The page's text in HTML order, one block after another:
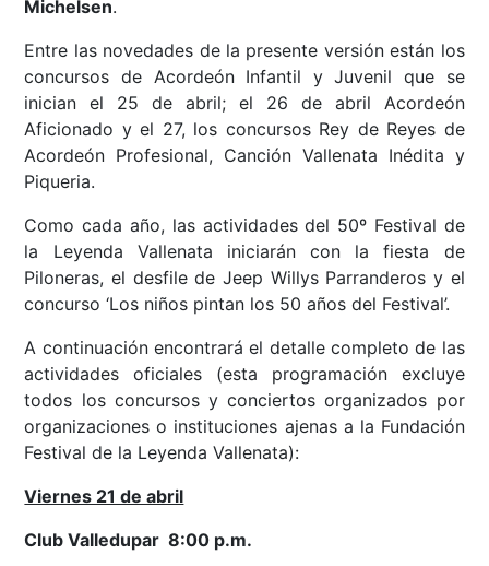
Michelsen.
Entre las novedades de la presente versión están los
concursos de Acordeón Infantil y Juvenil que se
inician el 25 de abril; el 26 de abril Acordeón
Aficionado y el 27, los concursos Rey de Reyes de
Acordeón Profesional, Canción Vallenata Inédita y
Piqueria.
Como cada año, las actividades del 50º Festival de
la Leyenda Vallenata iniciarán con la fiesta de
Piloneras, el desfile de Jeep Willys Parranderos y el
concurso ‘Los niños pintan los 50 años del Festival’.
A continuación encontrará el detalle completo de las
actividades oficiales (esta programación excluye
todos los concursos y conciertos organizados por
organizaciones o instituciones ajenas a la Fundación
Festival de la Leyenda Vallenata):
Viernes 21 de abril
Club Valledupar 8:00 p.m.